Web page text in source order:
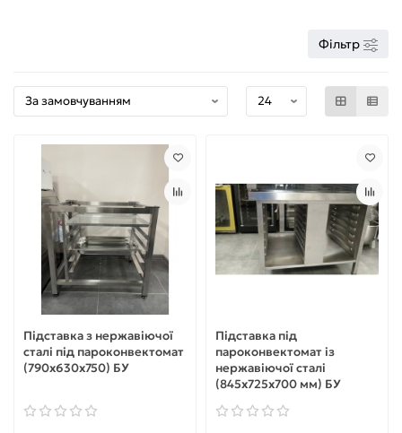
Фільтр
Підставка з нержавіючої
сталі під пароконвектомат
(790х630х750) БУ
Підставка під
пароконвектомат із
нержавіючої сталі
(845х725х700 мм) БУ